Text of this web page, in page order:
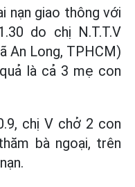
nạn giao thông với
do chị N.T.T.V
An Long, TPHCM)
là cả 3 mẹ con
chị V chở 2 con
bà ngoại, trên